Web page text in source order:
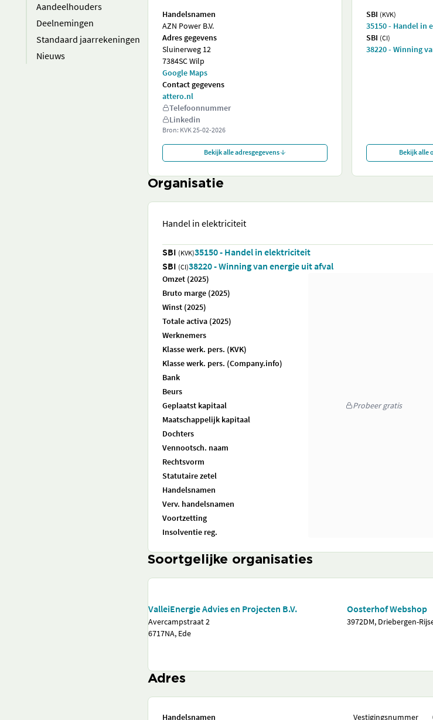
Aandeelhouders
Deelnemingen
Standaard jaarrekeningen
Nieuws
Handelsnamen
AZN Power B.V.
Adres gegevens
Sluinerweg 12
7384SC Wilp
Google Maps
Contact gegevens
attero.nl
Telefoonnummer
Linkedin
Bron: KVK25-02-2026
Bekijk alle adresgegevens
SBI (KVK)
35150 - Handel in
SBI (CI)
38220 - Winning
Bekijk alle
Organisatie
Handel in elektriciteit
SBI (KVK)35150 - Handel in elektriciteit
SBI (CI)38220 - Winning van energie uit afval
Omzet (2025)
Bruto marge (2025)
Winst (2025)
Totale activa (2025)
Werknemers
Klasse werk. pers. (KVK)
Klasse werk. pers. (Company.info)
Bank
Beurs
Geplaatst kapitaal
Maatschappelijk kapitaal
Dochters
Vennootsch. naam
Rechtsvorm
Statutaire zetel
Handelsnamen
Verv. handelsnamen
Voortzetting
Insolventie reg.
Probeer gratis
Soortgelijke organisaties
ValleiEnergie Advies en Projecten B.V.
Avercampstraat 2
6717NA, Ede
Oosterhof Webshop
3972DM, Driebergen-
Adres
Handelsnamen
Vestigingsnummer